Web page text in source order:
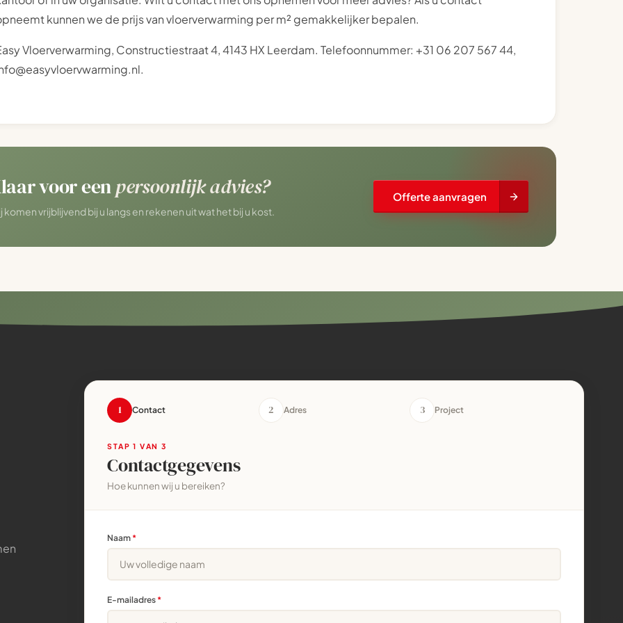
kunnen we de prijs van vloerverwarming per m² gemakkelijker bepalen.
Vloerverwarming, Constructiestraat 4, 4143 HX Leerdam. Telefoonnummer: +31 06 207 567 44,
voor eenpersoonlijk advies?
komen vrijblijvend bij u langs en rekenen uit wat het bij u kost.
Offerte aanvragen
1 Contact 2 Adres 3 Project
STAP1 VAN 3
Contactgegevens
Hoe kunnen wij u bereiken?
Naam *
E-mailadres *